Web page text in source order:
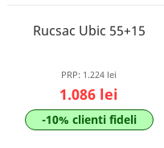
Rucsac Ubic 55+15
PRP: 1.224 lei
1.086 lei
-10% clienti fideli